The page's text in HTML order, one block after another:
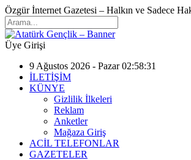
Özgür İnternet Gazetesi – Halkın ve Sadece
Üye Girişi
9 Ağustos 2026 - Pazar 02:58:31
İLETİŞİM
KÜNYE
Gizlilik İlkeleri
Reklam
Anketler
Mağaza Giriş
ACİL TELEFONLAR
GAZETELER